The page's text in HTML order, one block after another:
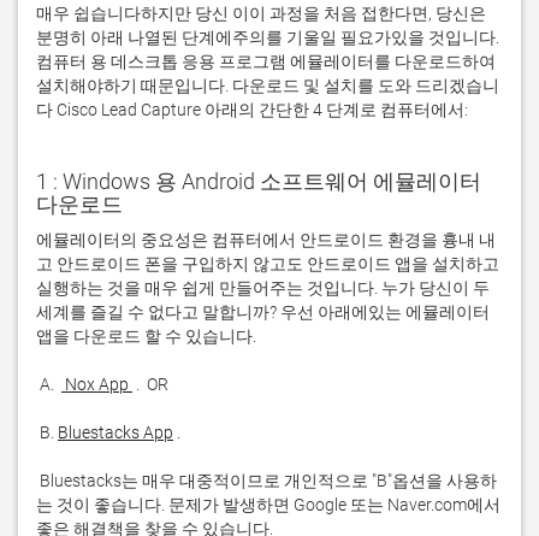
매우 쉽습니다하지만 당신 이이 과정을 처음 접한다면, 당신은
분명히 아래 나열된 단계에주의를 기울일 필요가있을 것입니다.
컴퓨터 용 데스크톱 응용 프로그램 에뮬레이터를 다운로드하여
설치해야하기 때문입니다. 다운로드 및 설치를 도와 드리겠습니
다 Cisco Lead Capture 아래의 간단한 4 단계로 컴퓨터에서:
1 : Windows 용 Android 소프트웨어 에뮬레이터
다운로드
에뮬레이터의 중요성은 컴퓨터에서 안드로이드 환경을 흉내 내
고 안드로이드 폰을 구입하지 않고도 안드로이드 앱을 설치하고
실행하는 것을 매우 쉽게 만들어주는 것입니다. 누가 당신이 두
세계를 즐길 수 없다고 말합니까? 우선 아래에있는 에뮬레이터
A. Nox App
B. Bluestacks App
는 것이 좋습니다. 문제가 발생하면 Google 또는 Naver.com에서
좋은 해결책을 찾을 수 있습니다.